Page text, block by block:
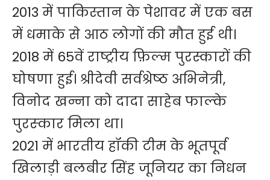
2013 में पाकिस्तान के पेशावर में एक बस
में धमाके से आठ लोगों की मौत हुई थी।
2018 में 65वें राष्ट्रीय फ़िल्म पुरस्कारों की
घोषणा हुई। श्रीदेवी सर्वश्रेष्‍ठ अभिनेत्री,
विनोद खन्ना को दादा साहेब फाल्‍के
पुरस्‍कार मिला था।
2021 में भारतीय हॉकी टीम के भूतपूर्व
खिलाड़ी बलबीर सिंह जूनियर का निधन